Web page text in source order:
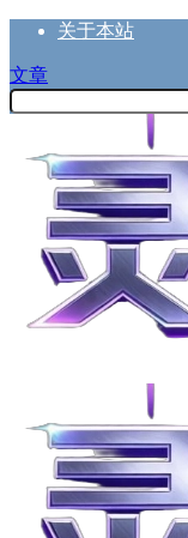
关于本站
文章